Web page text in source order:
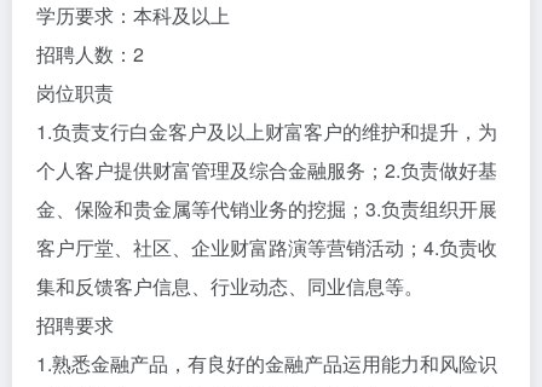
学历要求：本科及以上
招聘人数：2
岗位职责
1.负责支行白金客户及以上财富客户的维护和提升，为
个人客户提供财富管理及综合金融服务；2.负责做好基
金、保险和贵金属等代销业务的挖掘；3.负责组织开展
客户厅堂、社区、企业财富路演等营销活动；4.负责收
集和反馈客户信息、行业动态、同业信息等。
招聘要求
1.熟悉金融产品，有良好的金融产品运用能力和风险识